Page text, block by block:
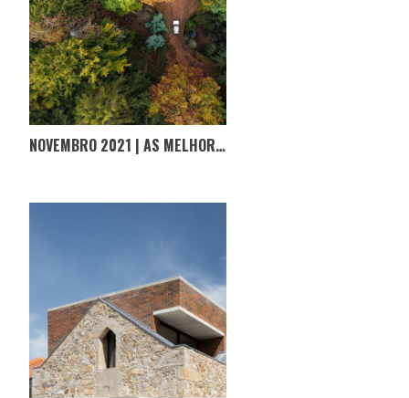
NOVEMBRO 2021 | AS MELHORES FOTOGRAFIAS D’#OPORTUGALINCRIVEL